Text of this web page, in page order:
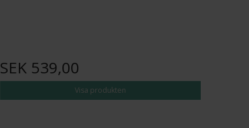
SEK 539,00
Visa produkten